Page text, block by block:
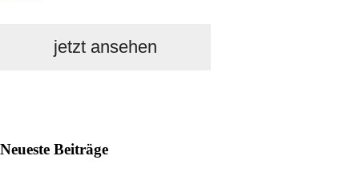
jetzt ansehen
Sidebar
Neueste Beiträge